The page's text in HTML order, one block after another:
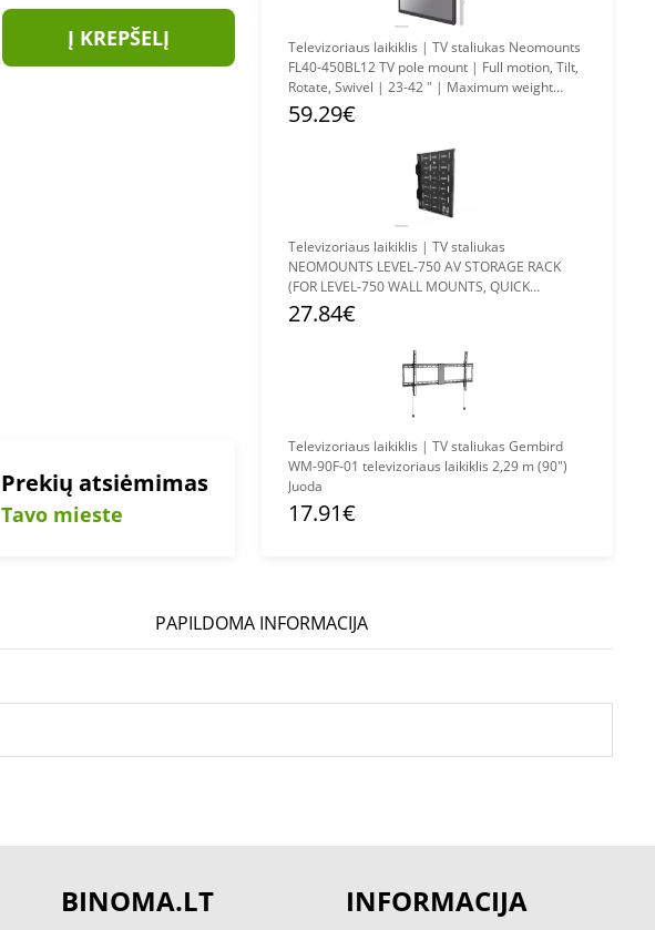
Į KREPŠELĮ
Prekių atsiėmimas
Tavo mieste
Televizoriaus laikiklis | TV staliukas Neomounts
FL40-450BL12 TV pole mount | Full motion, Tilt,
Rotate, Swivel | 23-42 " | Maximum weight
(capacity) 25 kg | Black
59.29€
Televizoriaus laikiklis | TV staliukas
NEOMOUNTS LEVEL-750 AV STORAGE RACK
(FOR LEVEL-750 WALL MOUNTS, QUICK
INSTALL)
27.84€
Televizoriaus laikiklis | TV staliukas Gembird
WM-90F-01 televizoriaus laikiklis 2,29 m (90")
Juoda
17.91€
PAPILDOMA INFORMACIJA
BINOMA.LT INFORMACIJA